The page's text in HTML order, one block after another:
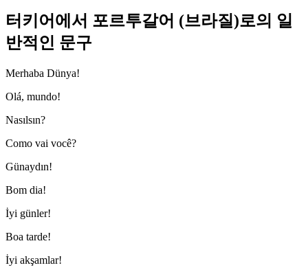
터키어에서 포르투갈어 (브라질)로의 일
반적인 문구
Merhaba Dünya!
Olá, mundo!
Nasılsın?
Como vai você?
Günaydın!
Bom dia!
İyi günler!
Boa tarde!
İyi akşamlar!